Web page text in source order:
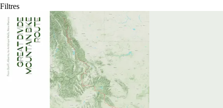
Filtres